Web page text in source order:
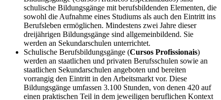
schulische Bildungsgänge mit berufsbildenden Elementen, die
sowohl die Aufnahme eines Studiums als auch den Eintritt ins
Berufsleben ermöglichen. Mindestens zwei Jahre dieser
dreijährigen Bildungsgänge sind allgemeinbildend. Sie
werden an Sekundarschulen unterrichtet.
Schulische Berufsbildungsgänge (Cursos Profissionais)
werden an staatlichen und privaten Berufsschulen sowie an
staatlichen Sekundarschulen angeboten und bereiten
vorrangig den Eintritt in den Arbeitsmarkt vor. Diese
Bildungsgänge umfassen 3.100 Stunden, von denen 420 auf
einen praktischen Teil in dem jeweiligen beruflichen Kontext